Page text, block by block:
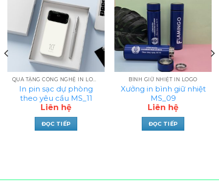
QUÀ TẶNG CÔNG NGHỆ IN LOGO
In pin sạc dự phòng
theo yêu cầu MS_11
Liên hệ
ĐỌC TIẾP
BÌNH GIỮ NHIỆT IN LOGO
Xưởng in bình giữ nhiệt
MS_09
Liên hệ
ĐỌC TIẾP